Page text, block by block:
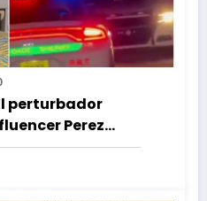
perturbador
Perez
fans a pedir